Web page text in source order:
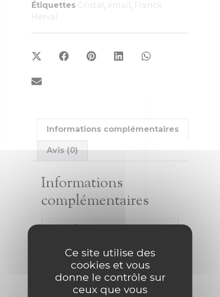
Étiquettes Cristal , émail , Franck
Herval
Informations complémentaires
Avis (0)
Informations
complémentaires
Promotions
Ce site utilise des
cookies et vous
donne le contrôle sur
ceux que vous